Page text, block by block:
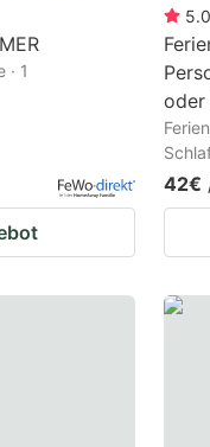
· 1
5.0
oder
42€